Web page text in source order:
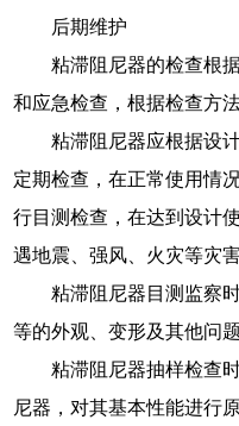
后期维护
粘滞阻尼器的检查根
和应急检查，根据检查方
粘滞阻尼器应根据设
定期检查，在正常使用情
行目测检查，在达到设计
遇地震、强风、火灾等灾
粘滞阻尼器目测监察
等的外观、变形及其他问
粘滞阻尼器抽样检查
尼器，对其基本性能进行